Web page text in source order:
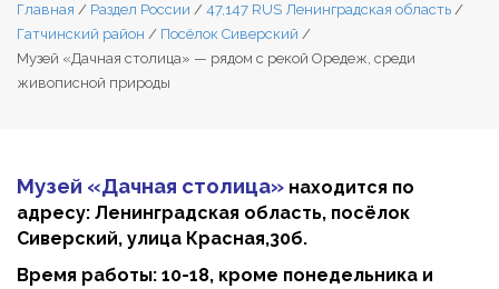
Главная / Раздел России / 47,147 RUS Ленинградская область /
Гатчинский район / Посёлок Сиверский /
Музей «Дачная столица» — рядом с рекой Оредеж, среди
живописной природы
Музей «Дачная столица» находится по
адресу: Ленинградская область, посёлок
Сиверский, улица Красная,30б.
Время работы: 10-18, кроме понедельника и